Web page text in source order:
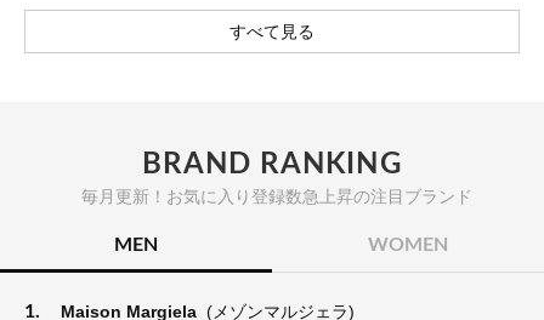
すべて見る
BRAND RANKING
毎月更新！お気に入り登録数急上昇の注目ブランド
MEN WOMEN
1. Maison Margiela (メゾンマルジェラ)